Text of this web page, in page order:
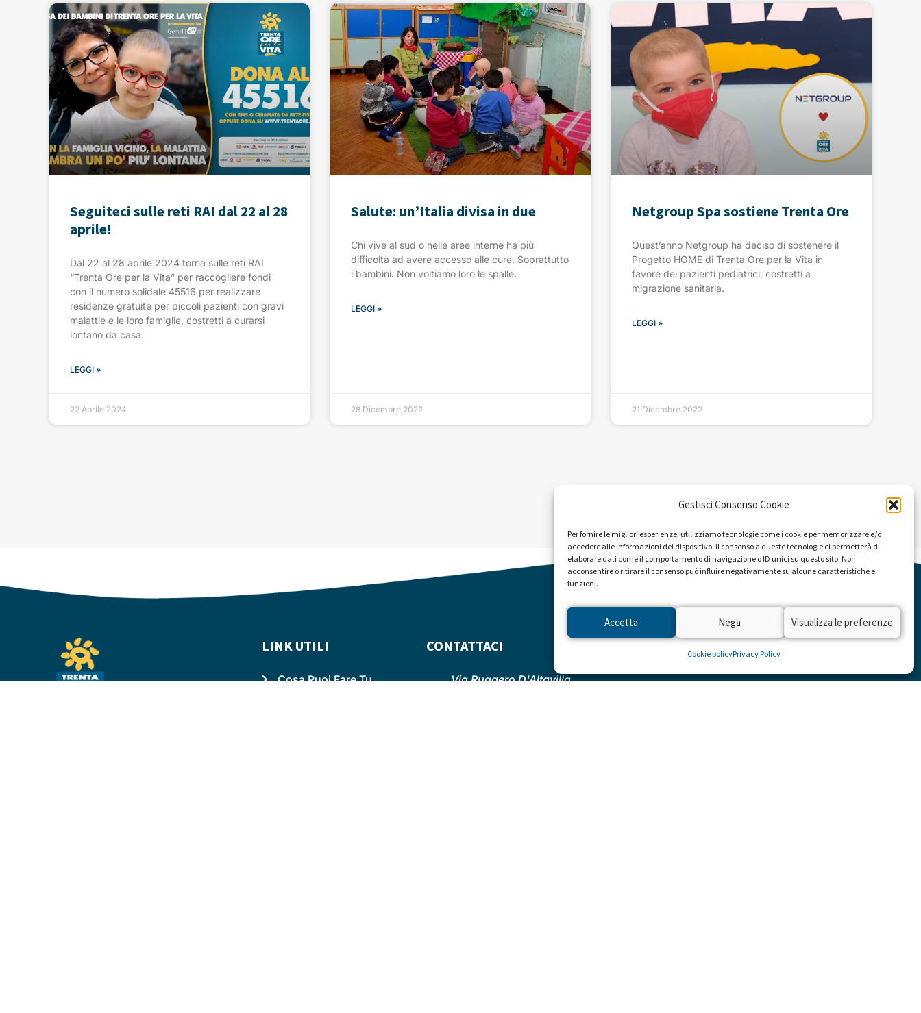
Gestisci Consenso Cookie
Per fornire le migliori esperienze, utilizziamo tecnologie come i cookie per memorizzare e/o
accedere alle informazioni del dispositivo. Il consenso a queste tecnologie ci permetterà di
elaborare dati come il comportamento di navigazione o ID unici su questo sito. Non
acconsentire o ritirare il consenso può influire negativamente su alcune caratteristiche e
funzioni.
Accetta Nega Visualizza le preferenze
Cookie policyPrivacy Policy
Seguiteci sulle reti RAI dal 22 al 28
aprile!
Dal 22 al 28 aprile 2024 torna sulle reti RAI
“Trenta Ore per la Vita” per raccogliere fondi
con il numero solidale 45516 per realizzare
residenze gratuite per piccoli pazienti con gravi
malattie e le loro famiglie, costretti a curarsi
lontano da casa.
LEGGI »
22 Aprile 2024
Salute: un’Italia divisa in due
Chi vive al sud o nelle aree interne ha più
difficoltà ad avere accesso alle cure. Soprattutto
i bambini. Non voltiamo loro le spalle.
LEGGI »
28 Dicembre 2022
Netgroup Spa sostiene Trenta Ore
Quest’anno Netgroup ha deciso di sostenere il
Progetto HOME di Trenta Ore per la Vita in
favore dei pazienti pediatrici, costretti a
migrazione sanitaria.
LEGGI »
21 Dicembre 2022
LINK UTILI
Cosa Puoi Fare Tu
CONTATTACI
Via Ruggero D'Altavilla,
ISCRIVITI ALLA NEWSLETTER